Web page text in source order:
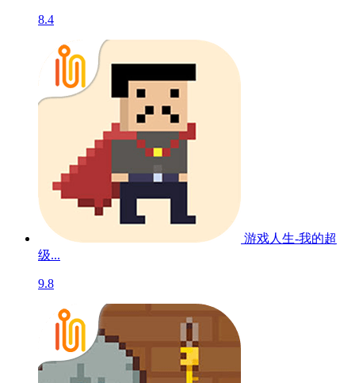
8.4
游戏人生-我的超
级...
9.8